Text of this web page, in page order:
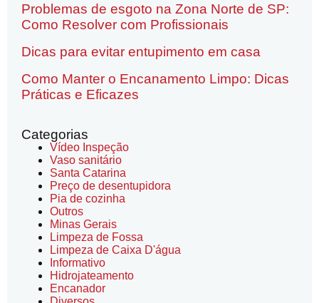
Problemas de esgoto na Zona Norte de SP:
Como Resolver com Profissionais
Dicas para evitar entupimento em casa
Como Manter o Encanamento Limpo: Dicas
Práticas e Eficazes
Categorias
Vídeo Inspeção
Vaso sanitário
Santa Catarina
Preço de desentupidora
Pia de cozinha
Outros
Minas Gerais
Limpeza de Fossa
Limpeza de Caixa D'água
Informativo
Hidrojateamento
Encanador